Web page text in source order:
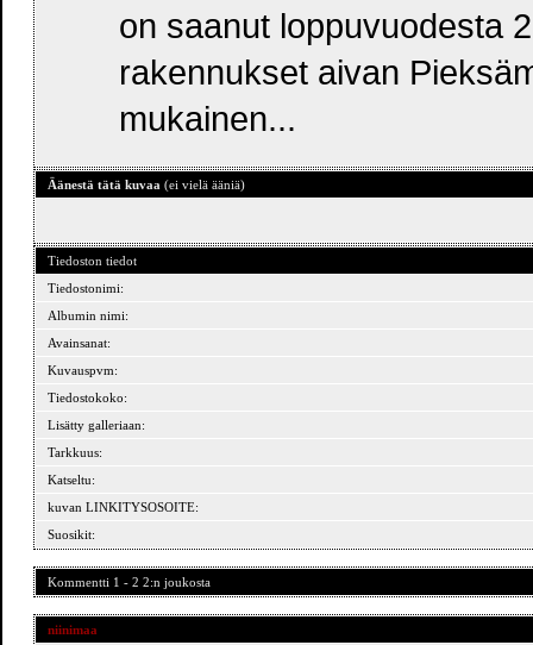
on saanut loppuvuodesta
rakennukset aivan
mukainen...
Äänestä tätä kuvaa (ei vielä ääniä)
Tiedoston tiedot
Tiedostonimi:
Albumin nimi:
Avainsanat:
Kuvauspvm:
Tiedostokoko:
Lisätty galleriaan:
Tarkkuus:
Katseltu:
kuvan LINKITYSOSOITE:
Suosikit:
Kommentti 1 - 2 2:n joukosta
niinimaa